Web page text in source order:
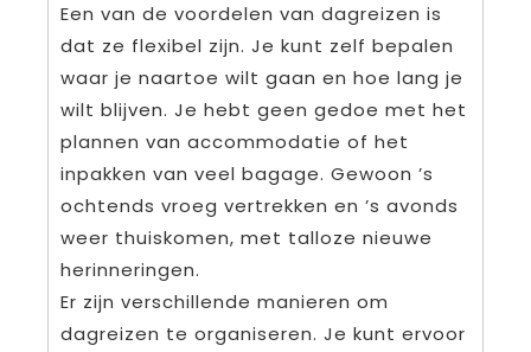
Een van de voordelen van dagreizen is
dat ze flexibel zijn. Je kunt zelf bepalen
waar je naartoe wilt gaan en hoe lang je
wilt blijven. Je hebt geen gedoe met het
plannen van accommodatie of het
inpakken van veel bagage. Gewoon ’s
ochtends vroeg vertrekken en ’s avonds
weer thuiskomen, met talloze nieuwe
herinneringen.
Er zijn verschillende manieren om
dagreizen te organiseren. Je kunt ervoor